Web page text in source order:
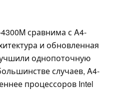
сравнима с A4-
и обновленная
однопоточную
случаев, A4-
процессоров Intel